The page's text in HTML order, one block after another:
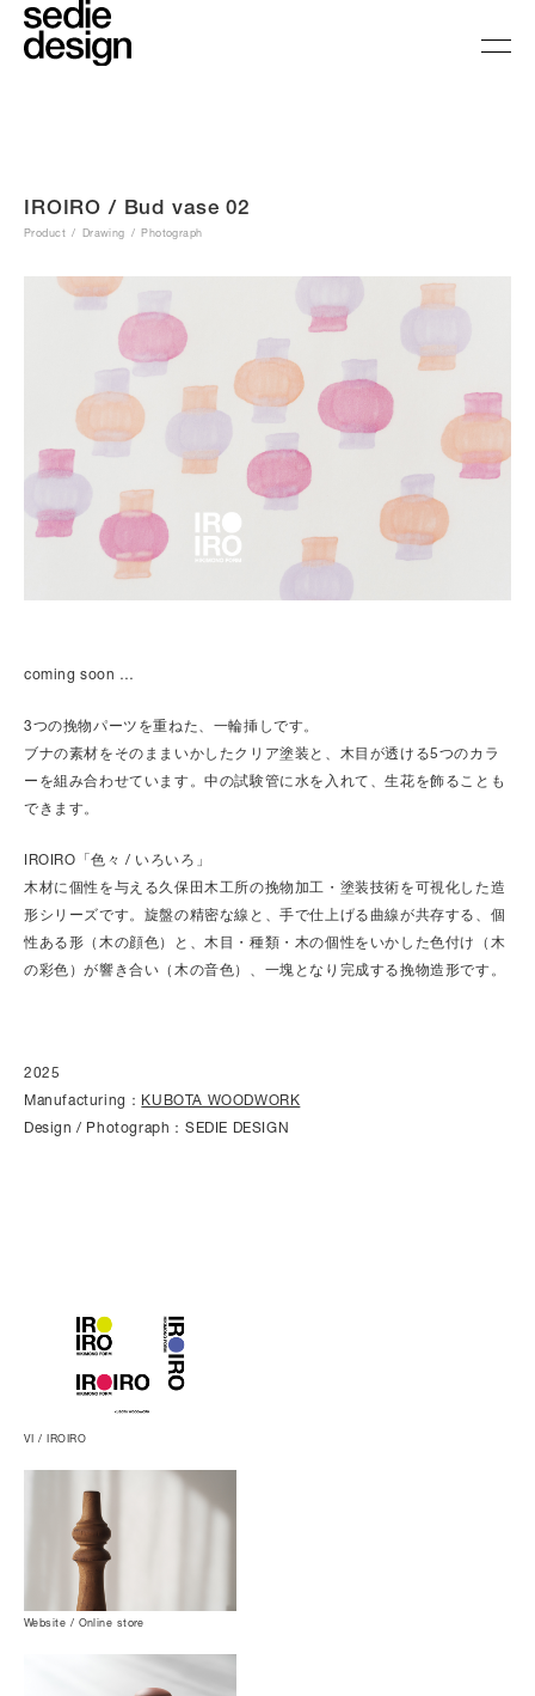
IROIRO / Bud vase 02
Product Drawing Photograph
coming soon …
3つの挽物パーツを重ねた、一輪挿しです。
ブナの素材をそのままいかしたクリア塗装と、木目が透ける5つのカラ
ーを組み合わせています。中の試験管に水を入れて、生花を飾ることも
できます。
IROIRO「色々 / いろいろ」
木材に個性を与える久保田木工所の挽物加工・塗装技術を可視化した造
形シリーズです。旋盤の精密な線と、手で仕上げる曲線が共存する、個
性ある形（木の顔色）と、木目・種類・木の個性をいかした色付け（木
の彩色）が響き合い（木の音色）、一塊となり完成する挽物造形です。
2025
Manufacturing： KUBOTA WOODWORK
Design / Photograph：SEDIE DESIGN
VI / IROIRO
Website / Online store